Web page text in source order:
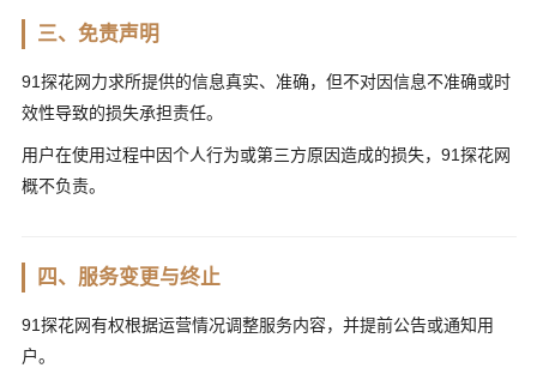
三、免责声明
91探花网力求所提供的信息真实、准确，但不对因信息不准确或时
效性导致的损失承担责任。
用户在使用过程中因个人行为或第三方原因造成的损失，91探花网
概不负责。
四、服务变更与终止
91探花网有权根据运营情况调整服务内容，并提前公告或通知用
户。